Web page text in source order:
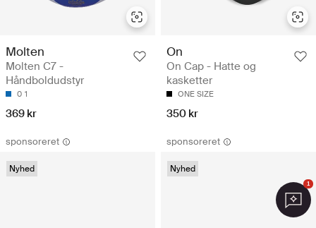
Molten
Molten C7 -
Håndboldudstyr
0 1
369 kr
On
On Cap - Hatte og
kasketter
ONE SIZE
350 kr
sponsoreret
Nyhed
sponsoreret
Nyhed
1